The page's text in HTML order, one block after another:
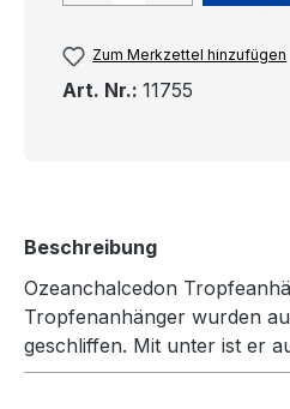
Zum Merkzettel hinzufügen
Art. Nr.: 11755
Beschreibung
Ozeanchalcedon
Tropfenanhänger wurden
geschliffen. Mit unter ist er